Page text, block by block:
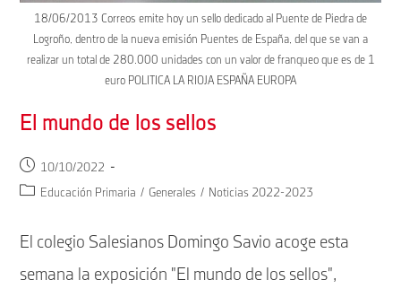
18/06/2013 Correos emite hoy un sello dedicado al Puente de Piedra de
Logroño, dentro de la nueva emisión Puentes de España, del que se van a
realizar un total de 280.000 unidades con un valor de franqueo que es de 1
euro POLITICA LA RIOJA ESPAÑA EUROPA
El mundo de los sellos
Publicación
de
10/10/2022
Categoría
entrada:
Educación Primaria / Generales / Noticias 2022-2023
El colegio Salesianos Domingo Savio acoge esta
semana la exposición "El mundo de los sellos",